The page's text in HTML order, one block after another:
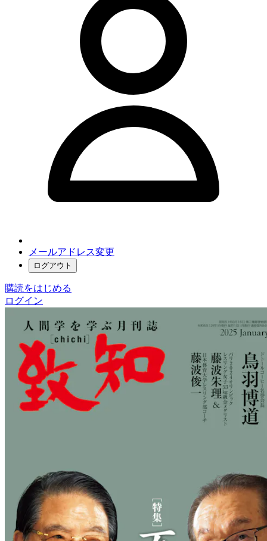
メールアドレス変更
ログアウト
購読をはじめる
ログイン